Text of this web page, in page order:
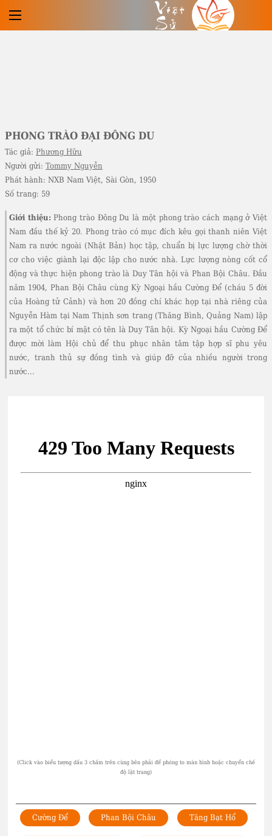
Việt
Sử
PHONG TRÀO ĐẠI ĐÔNG DU
Tác giả: Phương Hữu
Người gửi: Tommy Nguyễn
Phát hành: NXB Nam Việt, Sài Gòn, 1950
Số trang: 59
Giới thiệu:Phong trào Đông Du là một phong trào cách mạng ở Việt
Nam đầu thế kỷ 20. Phong trào có mục đích kêu gọi thanh niên Việt
Nam ra nước ngoài (Nhật Bản) học tập, chuẩn bị lực lượng chờ thời
cơ cho việc giành lại độc lập cho nước nhà. Lực lượng nòng cốt cổ
động và thực hiện phong trào là Duy Tân hội và Phan Bội Châu. Đầu
năm 1904, Phan Bội Châu cùng Kỳ Ngoại hầu Cường Để (cháu 5 đời
của Hoàng tử Cảnh) và hơn 20 đồng chí khác họp tại nhà riêng của
Nguyễn Hàm tại Nam Thịnh sơn trang (Thăng Bình, Quảng Nam) lập
ra một tổ chức bí mật có tên là Duy Tân hội. Kỳ Ngoại hầu Cường Để
được mời làm Hội chủ để thu phục nhân tâm tập hợp sĩ phu yêu
nước, tranh thủ sự đồng tình và giúp đỡ của nhiều người trong
nước...
Cường Để Phan Bội Châu Tăng Bạt Hổ